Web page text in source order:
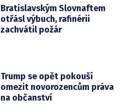
Bratislavským Slovnaftem
otřásl výbuch, rafinérii
zachvátil požár
Trump se opět pokouší
omezit novorozencům práva
na občanství